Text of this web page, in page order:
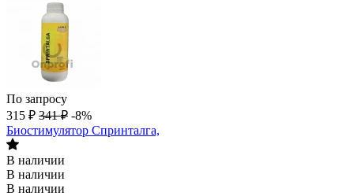
По запросу
315 ₽ 341 ₽ -8%
Биостимулятор Спринталга,
В наличии
В наличии
В наличии